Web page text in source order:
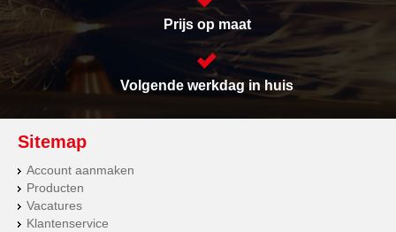
Prijs op maat
Volgende werkdag in huis
Sitemap
Account aanmaken
Producten
Vacatures
Klantenservice